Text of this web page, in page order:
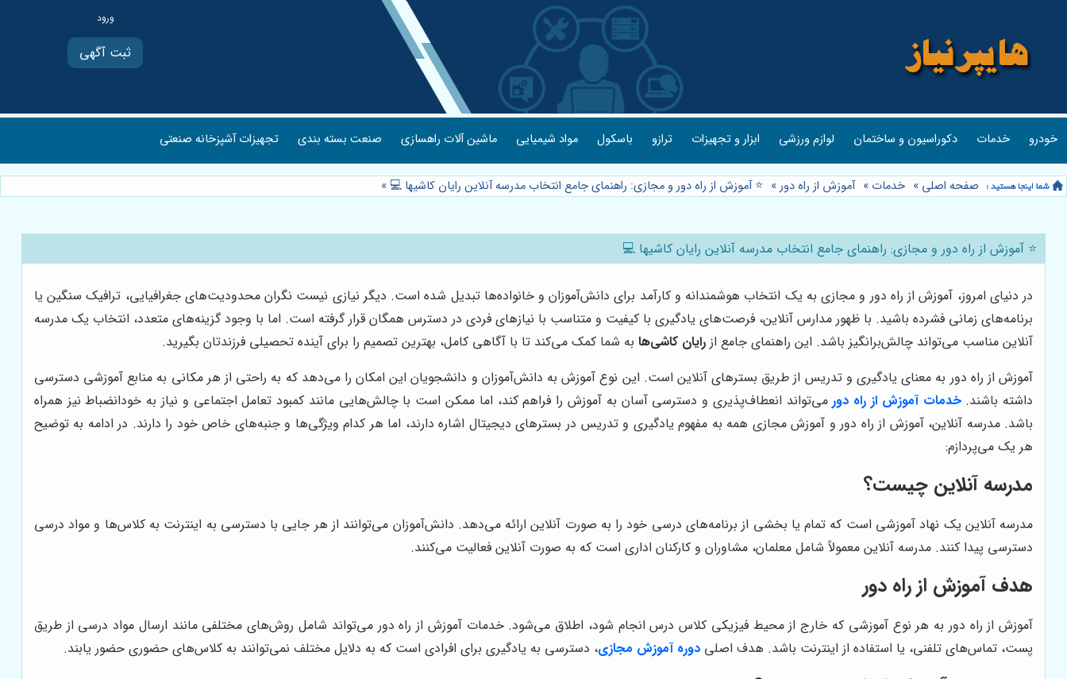
ثبت آگهی
خودرو خدمات دکوراسیون و ساختمان لوازم ورزشی ابزار و تجهیزات ترازو باسکول مواد شیمیایی ماشین آلات راهسازی صنعت بسته بندی تجهیزات آشپزخانه صنعتی
صفحه اصلی » خدمات » آموزش از راه دور» ⭐️ آموزش از راه دور و مجازی: راهنمای جامع انتخاب مدرسه آنلاین رایان کاشیها 💻 »
⭐️ آموزش از راه دور و مجازی: راهنمای جامع انتخاب مدرسه آنلاین رایان کاشیها 💻
در دنیای امروز، آموزش از راه دور و مجازی به یک انتخاب هوشمندانه و کارآمد برای دانش‌آموزان و خانواده‌ها تبدیل شده است. دیگر نیازی نیست نگران محدودیت‌های جغرافیایی، ترافیک سنگین یا
برنامه‌های زمانی فشرده باشید. با ظهور مدارس آنلاین، فرصت‌های یادگیری با کیفیت و متناسب با نیازهای فردی در دسترس همگان قرار گرفته است. اما با وجود گزینه‌های متعدد، انتخاب یک مدرسه
آنلاین مناسب می‌تواند چالش‌برانگیز باشد. این راهنمای جامع از رایان کاشی‌هابه شما کمک می‌کند تا با آگاهی کامل، بهترین تصمیم را برای آینده تحصیلی فرزندتان بگیرید.
آموزش از راه دور به معنای یادگیری و تدریس از طریق بسترهای آنلاین است. این نوع آموزش به دانش‌آموزان و دانشجویان این امکان را می‌دهد که به راحتی از هر مکانی به منابع آموزشی دسترسی
داشته باشند.خدمات آموزش از راه دورمی‌تواند انعطاف‌پذیری و دسترسی آسان به آموزش را فراهم کند، اما ممکن است با چالش‌هایی مانند کمبود تعامل اجتماعی و نیاز به خودانضباط نیز همراه
باشد. مدرسه آنلاین، آموزش از راه دور و آموزش مجازی همه به مفهوم یادگیری و تدریس در بسترهای دیجیتال اشاره دارند، اما هر کدام ویژگی‌ها و جنبه‌های خاص خود را دارند. در ادامه به توضیح
هر یک می‌پردازم:
مدرسه آنلاین چیست؟
مدرسه آنلاین یک نهاد آموزشی است که تمام یا بخشی از برنامه‌های درسی خود را به صورت آنلاین ارائه می‌دهد. دانش‌آموزان می‌توانند از هر جایی با دسترسی به اینترنت به کلاس‌ها و مواد درسی
دسترسی پیدا کنند. مدرسه آنلاین معمولاً شامل معلمان، مشاوران و کارکنان اداری است که به صورت آنلاین فعالیت می‌کنند.
هدف آموزش از راه دور
آموزش از راه دور به هر نوع آموزشی که خارج از محیط فیزیکی کلاس درس انجام شود، اطلاق می‌شود. خدمات آموزش از راه دور می‌تواند شامل روش‌های مختلفی مانند ارسال مواد درسی از طریق
پست، تماس‌های تلفنی، یا استفاده از اینترنت باشد. هدف اصلی دوره آموزش مجازی، دسترسی به یادگیری برای افرادی است که به دلایل مختلف نمی‌توانند به کلاس‌های حضوری حضور یابند.